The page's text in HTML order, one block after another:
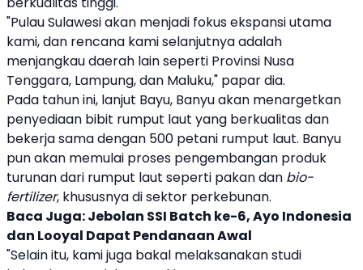
"Pulau Sulawesi akan menjadi fokus ekspansi utama
kami, dan rencana kami selanjutnya adalah
menjangkau daerah lain seperti Provinsi Nusa
Tenggara, Lampung, dan Maluku," papar dia.
Pada tahun ini, lanjut Bayu, Banyuakan menargetkan
penyediaan bibit rumput laut yang berkualitas dan
bekerja sama dengan 500 petani rumput laut. Banyu
pun akan memulai proses pengembangan produk
turunan dari rumput laut seperti pakan dan bio-
fertilizer, khususnya di sektor perkebunan.
Baca Juga:Jebolan SSI Batch ke-6, Ayo Indonesia
dan Looyal Dapat Pendanaan Awal
"Selain itu, kami juga bakal melaksanakan studi